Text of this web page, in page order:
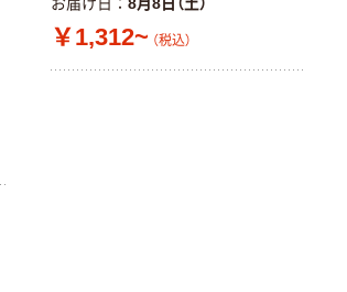
￥1,312~ （税込）